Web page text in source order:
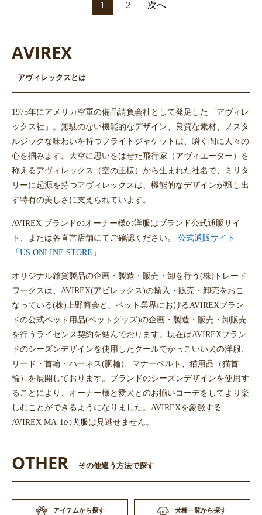
1 2 次へ
AVIREX
アヴィレックスとは
1975年にアメリカ空軍の備品請負会社として発足した「アヴィレ
ックス社」。無駄のない機能的なデザイン、良質な素材、ノスタ
ルジックな味わいを持つフライトジャケットは、瞬く間に人々の
心を掴みます。大空に思いをはせた飛行家（アヴィエーター）を
称えるアヴィレックス（空の王様）から生まれた社名で、ミリタ
リーに起源を持つアヴィレックスは、機能的なデザインが醸し出
す特有の美しさに支えられています。
AVIREX ブランドのオーナー様の洋服はブランド公式通販サイ
ト、または各直営店舗にてご確認ください。 公式通販サイト
「US ONLINE STORE」
オリジナル雑貨製品の企画・製造・販売・卸を行う(株)トレード
ワークスは、AVIREX(アビレックス)の輸入・販売・卸売をおこ
なっている(株)上野商会と、ペット業界におけるAVIREXブラン
ドの公式ペット用品(ペットグッズ)の企画・製造・販売・卸販売
を行うライセンス契約を結んでおります。現在はAVIREXブラン
ドのシーズンデザインを使用したクールでかっこいい犬の洋服、
リード・首輪・ハーネス(胴輪)、マナーベルト、猫用品（猫首
輪）を展開しております。ブランドのシーズンデザインを使用す
ることにより、オーナー様と愛犬とのお揃いコーデをしてより楽
しむことができるようになりました。AVIREXを象徴する
AVIREX MA-1の犬服は見逃せません。
OTHER その他違う方法で探す
アイテムから探す 犬種一覧から探す